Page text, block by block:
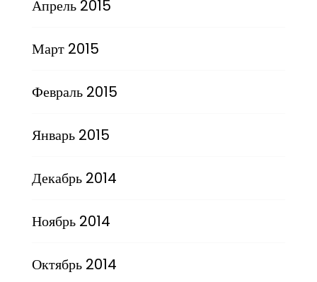
Апрель 2015
Март 2015
Февраль 2015
Январь 2015
Декабрь 2014
Ноябрь 2014
Октябрь 2014